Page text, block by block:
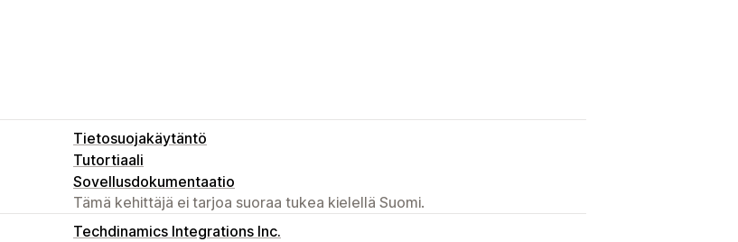
Tietosuojakäytäntö
Tutortiaali
Sovellusdokumentaatio
Tämä kehittäjä ei tarjoa suoraa tukea kielellä Suomi.
Techdinamics Integrations Inc.